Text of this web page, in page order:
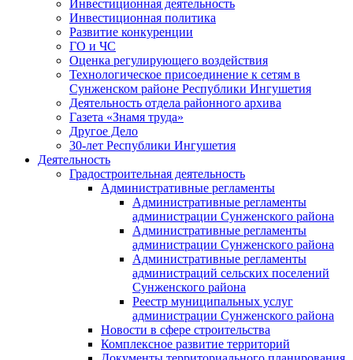
Инвестиционная деятельность
Инвестиционная политика
Развитие конкуренции
ГО и ЧС
Оценка регулирующего воздействия
Технологическое присоединение к сетям в
Сунженском районе Республики Ингушетия
Деятельность отдела районного архива
Газета «Знамя труда»
Другое Дело
30-лет Республики Ингушетия
Деятельность
Градостроительная деятельность
Административные регламенты
Административные регламенты
администрации Сунженского района
Административные регламенты
администрации Сунженского района
Административные регламенты
администраций сельских поселений
Сунженского района
Реестр муниципальных услуг
администрации Сунженского района
Новости в сфере строительства
Комплексное развитие территорий